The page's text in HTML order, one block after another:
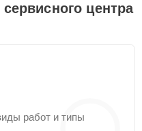
центра
работ и типы